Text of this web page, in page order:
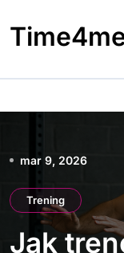
to
content
mar 9, 2026
Trening
Jak